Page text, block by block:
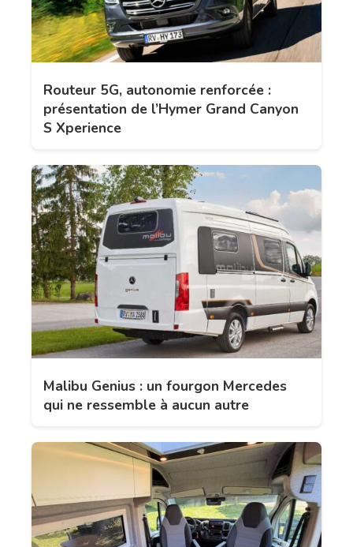
Routeur 5G, autonomie renforcée :
présentation de l’Hymer Grand Canyon
S Xperience
Malibu Genius : un fourgon Mercedes
qui ne ressemble à aucun autre